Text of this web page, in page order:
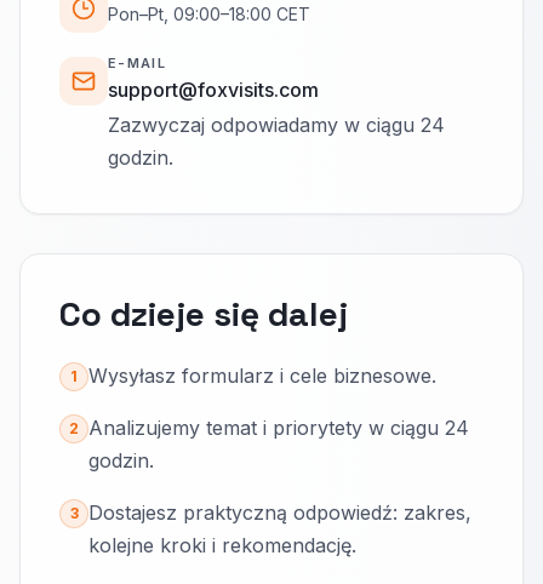
Pon–Pt, 09:00–18:00 CET
E-MAIL
support@foxvisits.com
Zazwyczaj odpowiadamy w ciągu 24
godzin.
Co dzieje się dalej
1 Wysyłasz formularz i cele biznesowe.
2
Analizujemy temat i priorytety w ciągu 24
godzin.
3
Dostajesz praktyczną odpowiedź: zakres,
kolejne kroki i rekomendację.